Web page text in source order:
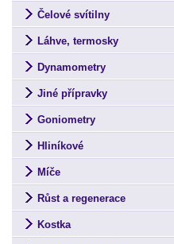
Čelové svítilny
Láhve, termosky
Dynamometry
Jiné přípravky
Goniometry
Hliníkové
Míče
Růst a regenerace
Kostka